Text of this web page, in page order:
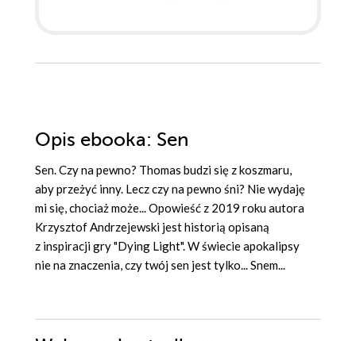
Opis ebooka: Sen
Sen. Czy na pewno? Thomas budzi się z koszmaru,
aby przeżyć inny. Lecz czy na pewno śni? Nie wydaję
mi się, chociaż może... Opowieść z 2019 roku autora
Krzysztof Andrzejewski jest historią opisaną
z inspiracji gry "Dying Light". W świecie apokalipsy
nie na znaczenia, czy twój sen jest tylko... Snem...